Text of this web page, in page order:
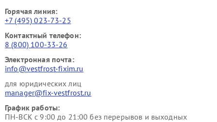
Горячая линия:
+7 (495) 023-73-25
Контактный телефон:
8 (800) 100-33-26
Электронная почта:
info@vestfrost-fixim.ru
для юридических лиц
manager@fix-vestfrost.ru
График работы:
ПН-ВСК с 9:00 до 21:00 без перерывов и выходных